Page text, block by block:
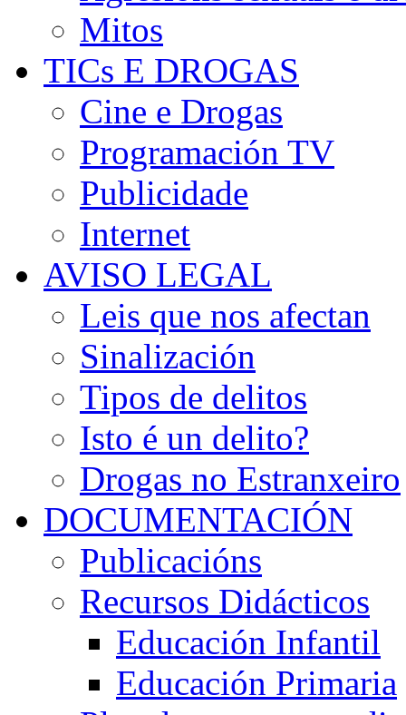
Mitos
TICs E DROGAS
Cine e Drogas
Programación TV
Publicidade
Internet
AVISO LEGAL
Leis que nos afectan
Sinalización
Tipos de delitos
Isto é un delito?
Drogas no Estranxeiro
DOCUMENTACIÓN
Publicacións
Recursos Didácticos
Educación Infantil
Educación Primaria